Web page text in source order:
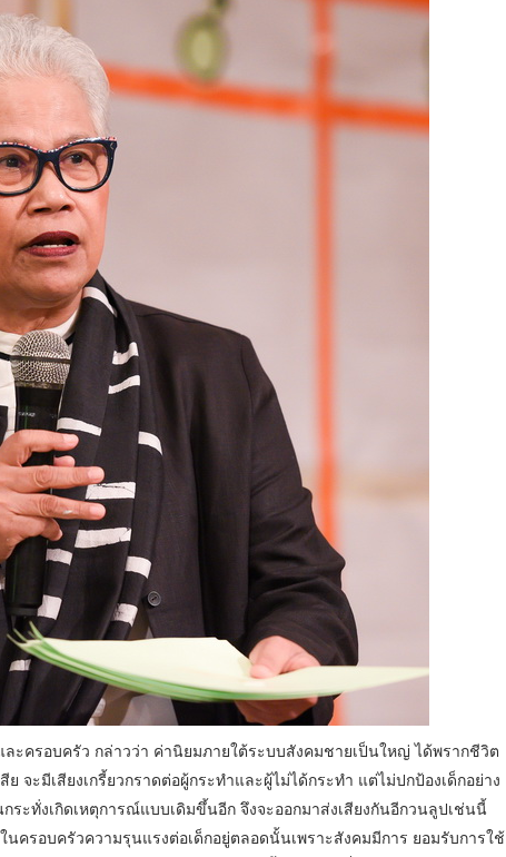
ครอบครัว กล่าวว่า ค่านิยมภายใต้ระบบสังคมชายเป็นใหญ่ ได้พรากชีวิต
จะมีเสียงเกรี้ยวกราดต่อผู้กระทำและผู้ไม่ได้กระทำ แต่ไม่ปกป้องเด็กอย่าง
ระทั่งเกิดเหตุการณ์แบบเดิมขึ้นอีก จึงจะออกมาส่งเสียงกันอีกวนลูปเช่นนี้
ครอบครัวความรุนแรงต่อเด็กอยู่ตลอดนั้นเพราะสังคมมีการ ยอมรับการใช้